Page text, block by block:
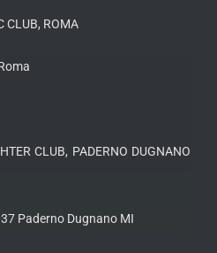
CLUB, ROMA
CLUB, PADERNO DUGNANO
Paderno Dugnano MI